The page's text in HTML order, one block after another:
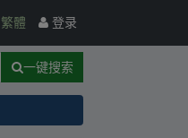
繁體 登录
一键搜索